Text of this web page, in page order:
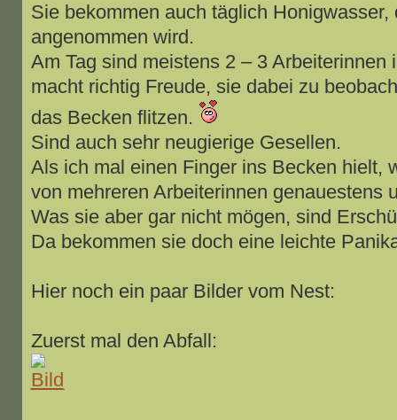
Sie bekommen auch täglich Honigwasser,
angenommen wird.
Am Tag sind meistens 2 – 3
macht richtig Freude, sie dabei zu
das Becken flitzen.
Sind auch sehr neugierige Gesellen.
Als ich mal einen Finger ins Becken hielt,
von mehreren Arbeiterinnen genauestens
Was sie aber gar nicht mögen, sind
Da bekommen sie doch eine leichte
Hier noch ein paar Bilder vom Nest:
Zuerst mal den Abfall: